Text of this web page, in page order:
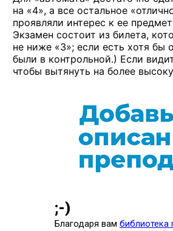
на «4», а все остальное
проявляли интерес к ее
Экзамен состоит из билета,
не ниже «3»; если есть хотя бы
были в контрольной.) Если
чтобы вытянуть на более